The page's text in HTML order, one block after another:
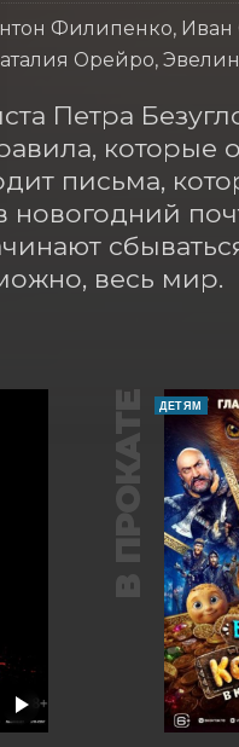
Филипенко, Иван
Орейро,
Петра
которые
письма,
новогодний
весь мир.
В ПРОКАТЕ ДЕТЯМ